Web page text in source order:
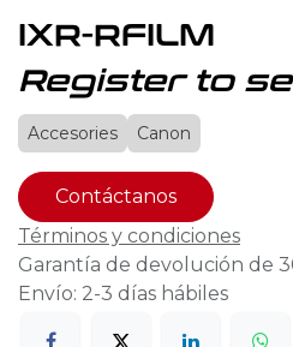
IXR-RFILM
Register to
Accesories Canon
Contáctanos
Términos y condiciones
Garantía de devolución de
Envío: 2-3 días hábiles